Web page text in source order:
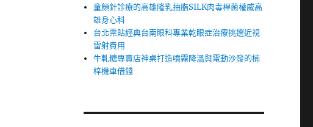
童顏針診療的高雄隆乳抽脂SILK肉毒桿菌權威高
雄身心科
台北票貼經典台南眼科專業乾眼症治療挑選近視
雷射費用
牛軋糖專賣店神桌打造噴霧降溫與電動沙發的楠
梓機車借錢